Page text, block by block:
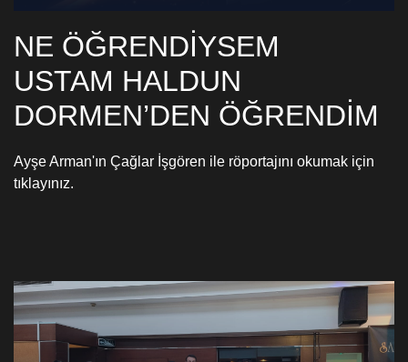
NE ÖĞRENDİYSEM
USTAM HALDUN
DORMEN’DEN ÖĞRENDİM
Ayşe Arman'ın Çağlar İşgören ile röportajını okumak için
tıklayınız.